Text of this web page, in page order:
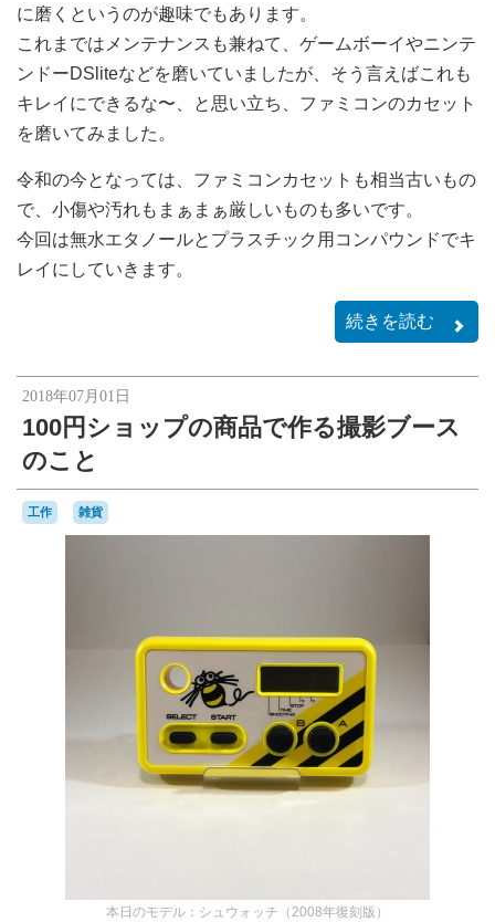
に磨くというのが趣味でもあります。
これまではメンテナンスも兼ねて、ゲームボーイやニンテ
ンドーDSliteなどを磨いていましたが、そう言えばこれも
キレイにできるな〜、と思い立ち、ファミコンのカセット
を磨いてみました。
令和の今となっては、ファミコンカセットも相当古いもの
で、小傷や汚れもまぁまぁ厳しいものも多いです。
今回は無水エタノールとプラスチック用コンパウンドでキ
レイにしていきます。
続きを読む
2018年07月01日
100円ショップの商品で作る撮影ブース
のこと
工作 雑貨
本日のモデル：シュウォッチ（2008年復刻版）